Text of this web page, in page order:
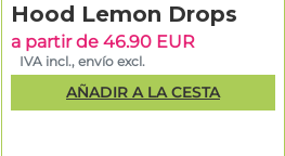
Hood Lemon Drops
a partir de 46.90 EUR
IVA incl., envío excl.
AÑADIR A LA CESTA